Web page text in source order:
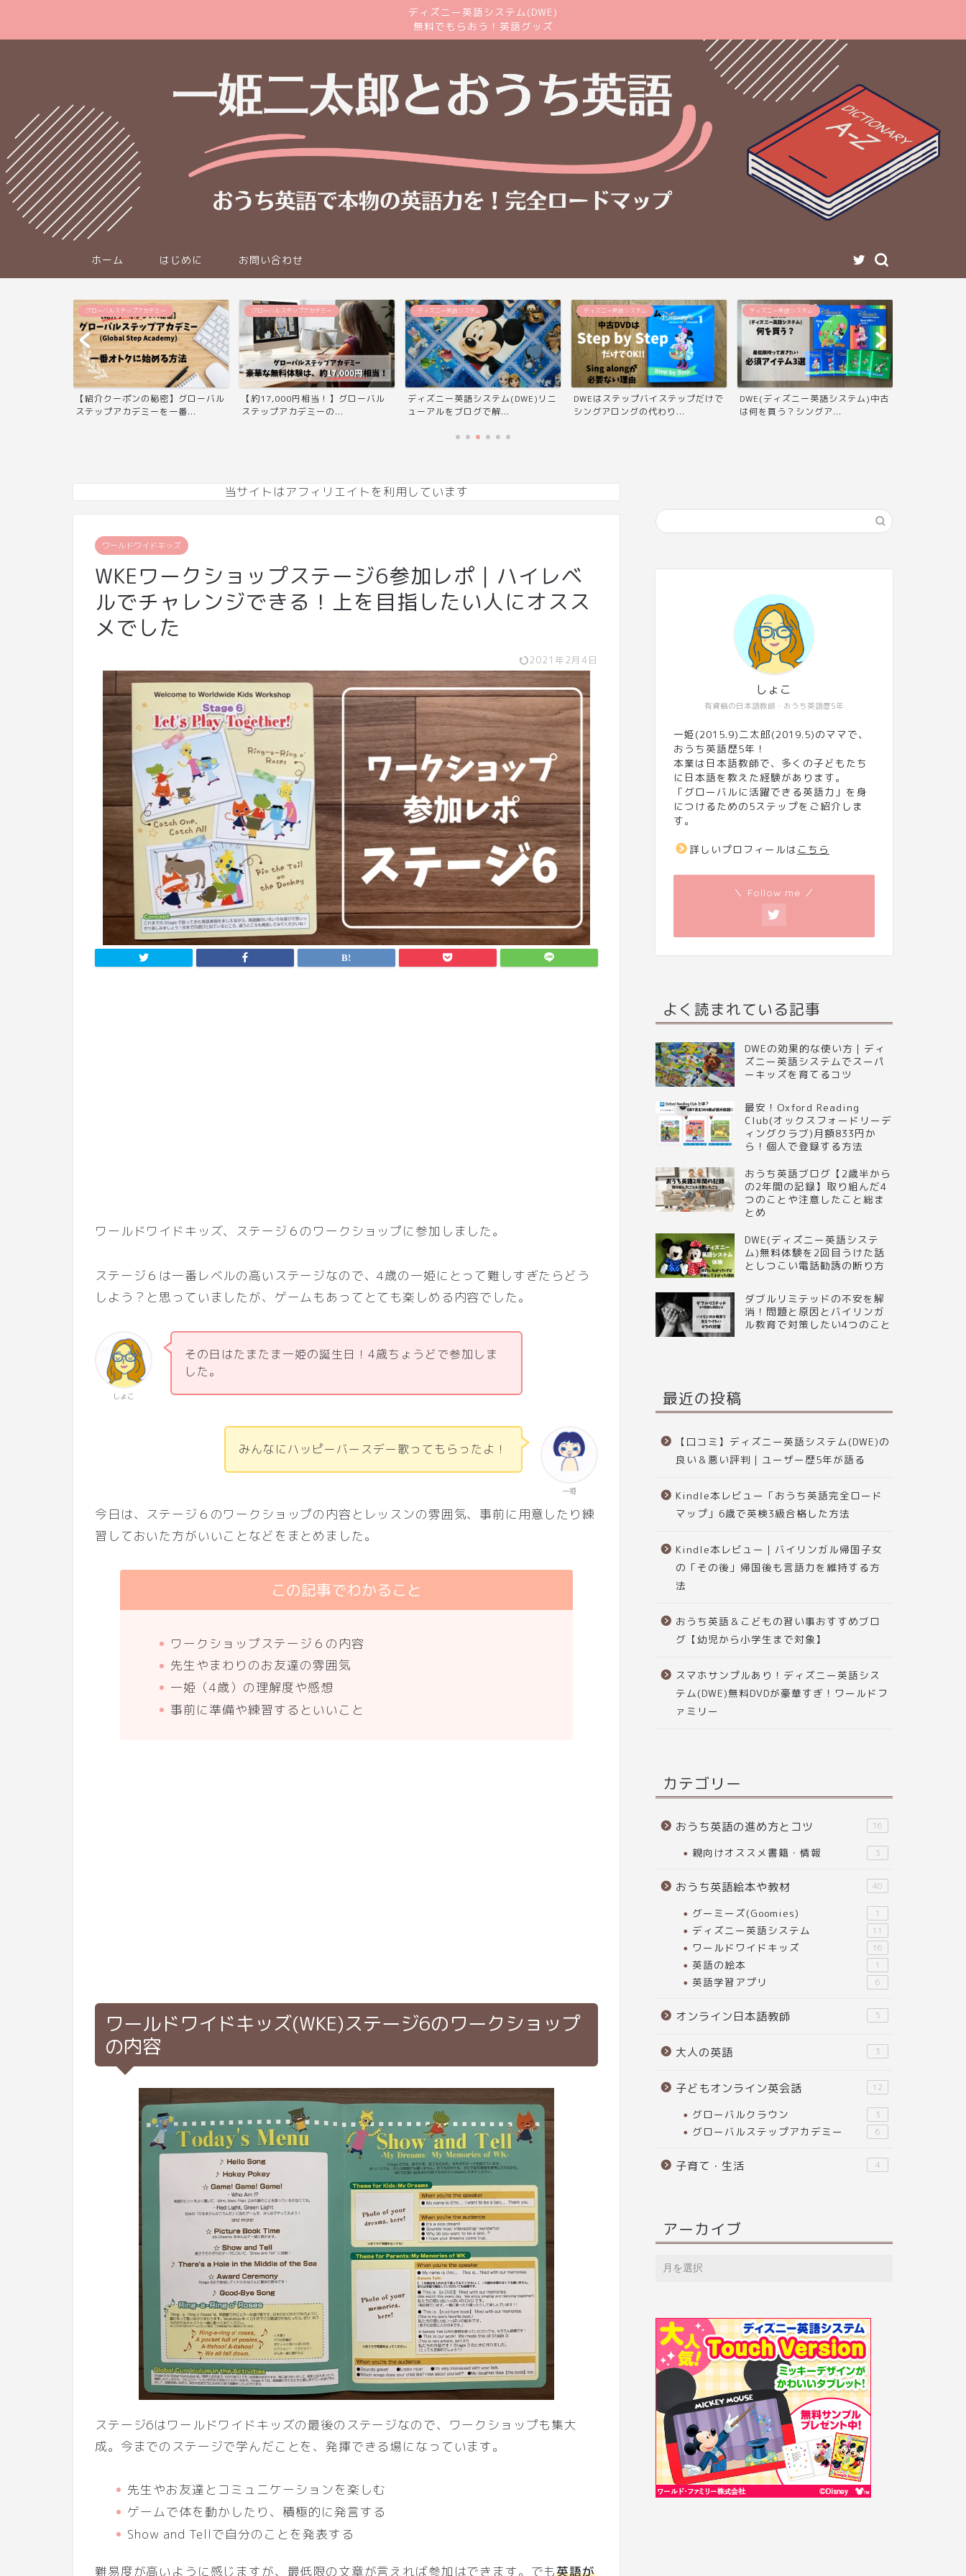
ディズニー英語システム(DWE)
無料でもらおう！英語グッズ
ホーム はじめに お問い合わせ
グローバルステップアカデミー
【約17,000円相当！】グローバル
ステップアカデミーの...
ディズニー英語システム
ディズニー英語システム(DWE)リニ
ューアルをブログで解...
ディズニー英語システム
DWEはステップバイステップだけで
シングアロングの代わり...
ディズニー英語システム
DWE(ディズニー英語システム)中古
は何を買う？シングア...
ディズニー英語システム
DWE(ディズニー英語システム)無料
体験を2回目うけた話...
当サイトはアフィリエイトを利用しています
ワールドワイドキッズ
WKEワークショップステージ6参加レポ｜ハイレベ
ルでチャレンジできる！上を目指したい人にオスス
メでした
2021年2月4日
ワールドワイドキッズ、ステージ６のワークショップに参加しました。
ステージ６は一番レベルの高いステージなので、4歳の一姫にとって難しすぎたらどう
しよう？と思っていましたが、ゲームもあってとても楽しめる内容でした。
しょこ
その日はたまたま一姫の誕生日！4歳ちょうどで参加しま
した。
一姫
みんなにハッピーバースデー歌ってもらったよ！
今日は、ステージ６のワークショップの内容とレッスンの雰囲気、事前に用意したり練
習しておいた方がいいことなどをまとめました。
この記事でわかること
ワークショップステージ６の内容
先生やまわりのお友達の雰囲気
一姫（4歳）の理解度や感想
事前に準備や練習するといいこと
ワールドワイドキッズ(WKE)ステージ6のワークショップ
の内容
ステージ6はワールドワイドキッズの最後のステージなので、ワークショップも集大
成。今までのステージで学んだことを、発揮できる場になっています。
先生やお友達とコミュニケーションを楽しむ
ゲームで体を動かしたり、積極的に発言する
Show and Tellで自分のことを発表する
難易度が高いように感じますが、最低限の文章が言えれば参加はできます。でも英語が
有資格の日本語教師・おうち英語歴5年
しょこ
一姫(2015.9)二太郎(2019.5)のママで、
おうち英語歴5年！
本業は日本語教師で、多くの子どもたち
に日本語を教えた経験があります。
「グローバルに活躍できる英語力」を身
につけるための5ステップをご紹介しま
す。
詳しいプロフィールは こちら
＼ Follow me ／
よく読まれている記事
DWEの効果的な使い方｜ディ
ズニー英語システムでスーパ
ーキッズを育てるコツ
最安！Oxford Reading
Club(オックスフォードリーデ
ィングクラブ)月額833円か
ら！個人で登録する方法
おうち英語ブログ【2歳半から
の2年間の記録】取り組んだ4
つのことや注意したこと総ま
とめ
DWE(ディズニー英語システ
ム)無料体験を2回目うけた話
としつこい電話勧誘の断り方
ダブルリミテッドの不安を解
消！問題と原因とバイリンガ
ル教育で対策したい4つのこと
最近の投稿
【口コミ】ディズニー英語システム(DWE)の
良い＆悪い評判｜ユーザー歴5年が語る
Kindle本レビュー「おうち英語完全ロード
マップ」6歳で英検3級合格した方法
Kindle本レビュー｜バイリンガル帰国子女
の「その後」帰国後も言語力を維持する方
法
おうち英語＆こどもの習い事おすすめブロ
グ【幼児から小学生まで対象】
スマホサンプルあり！ディズニー英語シス
テム(DWE)無料DVDが豪華すぎ！ワールドフ
ァミリー
カテゴリー
おうち英語の進め方とコツ 16
親向けオススメ書籍・情報 3
おうち英語絵本や教材 40
グーミーズ(Goomies) 1
ディズニー英語システム 11
ワールドワイドキッズ 16
英語の絵本 1
英語学習アプリ 6
オンライン日本語教師 5
大人の英語 3
子どもオンライン英会話 12
グローバルクラウン 3
グローバルステップアカデミー 6
子育て・生活 4
アーカイブ